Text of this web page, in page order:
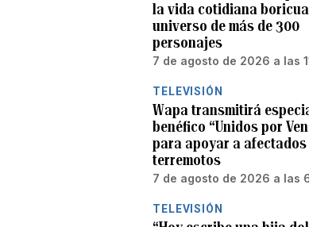
la vida cotidiana
universo de más de 300
personajes
7 de agosto de 2026 a las
TELEVISIÓN
Wapa transmitirá
benéfico “Unidos por
para apoyar a
terremotos
7 de agosto de 2026 a las
TELEVISIÓN